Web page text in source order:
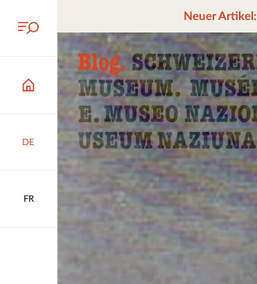
DE
FR
Neuer Artikel: